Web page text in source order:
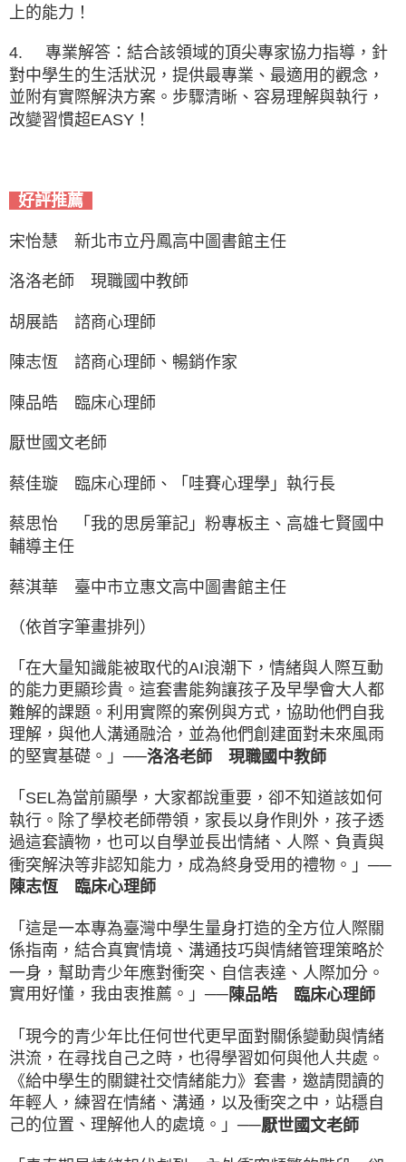
上的能力！
4.
專業解答：結合該領域的頂尖專家協力指導，針
對中學生的生活狀況，提供最專業、最適用的觀念，
並附有實際解決方案。步驟清晰、容易理解與執行，
改變習慣超EASY！
好評推薦
宋怡慧 新北市立丹鳳高中圖書館主任
洛洛老師 現職國中教師
胡展誥 諮商心理師
陳志恆 諮商心理師、暢銷作家
陳品皓 臨床心理師
厭世國文老師
蔡佳璇 臨床心理師、「哇賽心理學」執行長
蔡思怡 「我的思房筆記」粉專板主、高雄七賢國中
輔導主任
蔡淇華 臺中市立惠文高中圖書館主任
（依首字筆畫排列）
「在大量知識能被取代的AI浪潮下，情緒與人際互動
的能力更顯珍貴。這套書能夠讓孩子及早學會大人都
難解的課題。利用實際的案例與方式，協助他們自我
理解，與他人溝通融洽，並為他們創建面對未來風雨
的堅實基礎。」──洛洛老師 現職國中教師
「SEL為當前顯學，大家都說重要，卻不知道該如何
執行。除了學校老師帶領，家長以身作則外，孩子透
過這套讀物，也可以自學並長出情緒、人際、負責與
衝突解決等非認知能力，成為終身受用的禮物。」──
陳志恆 臨床心理師
「這是一本專為臺灣中學生量身打造的全方位人際關
係指南，結合真實情境、溝通技巧與情緒管理策略於
一身，幫助青少年應對衝突、自信表達、人際加分。
實用好懂，我由衷推薦。」──陳品皓 臨床心理師
「現今的青少年比任何世代更早面對關係變動與情緒
洪流，在尋找自己之時，也得學習如何與他人共處。
《給中學生的關鍵社交情緒能力》套書，邀請閱讀的
年輕人，練習在情緒、溝通，以及衝突之中，站穩自
己的位置、理解他人的處境。」──厭世國文老師